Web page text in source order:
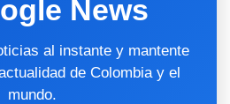
News
al instante y mantente
de Colombia y el
mundo.